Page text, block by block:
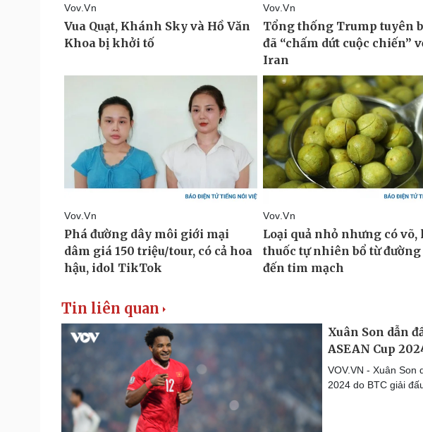
Tin liên quan
Xuân Son dẫn
ASEAN Cup
VOV.VN - Xuân Son
2024 do BTC giải